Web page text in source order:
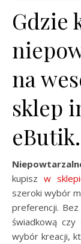
Gdzie
na
sklep
kupisz w
szeroki wybór
preferencji.
świadkową
wybór kreacji,